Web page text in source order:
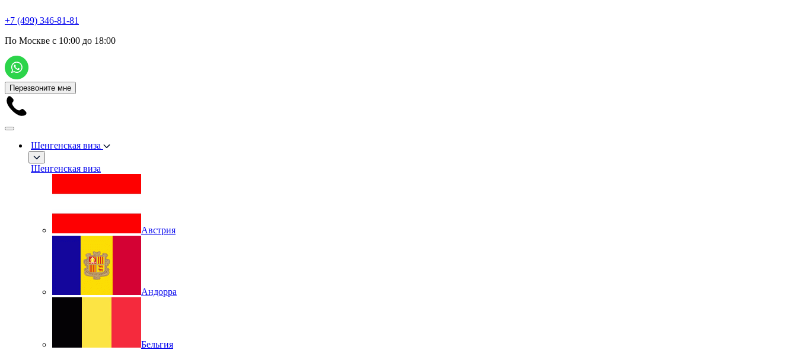
+7 (499) 346-81-81
По Москве с 10:00 до 18:00
Перезвоните мне
Шенгенская виза
Шенгенская виза
Австрия
Андорра
Бельгия